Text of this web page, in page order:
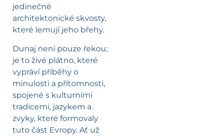
jedinečné
architektonické skvosty,
které lemují jeho břehy.
Dunaj není pouze řekou;
je to živé plátno, které
vypráví příběhy o
minulosti a přítomnosti,
spojené s kulturními
tradicemi, jazykem a
zvyky, které formovaly
tuto část Evropy. Ať už